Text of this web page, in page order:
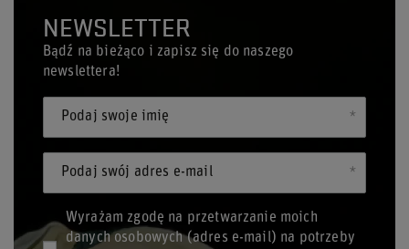
NEWSLETTER
Bądź na bieżąco i zapisz się do naszego
newslettera!
Podaj swoje imię
Podaj swój adres e-mail
Wyrażam zgodę na przetwarzanie moich
danych osobowych (adres e-mail) na potrzeby